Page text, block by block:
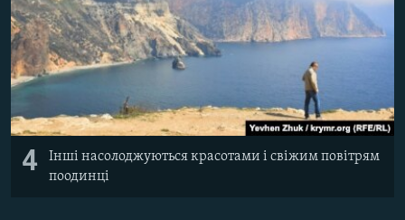
4
Інші насолоджуються красотами і свіжим повітрям
поодинці